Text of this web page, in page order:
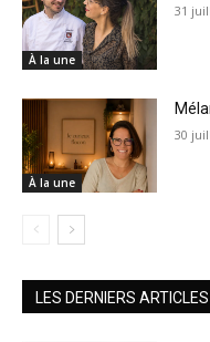
À la une
31
À la une
30
LES DERNIERS ARTICLES